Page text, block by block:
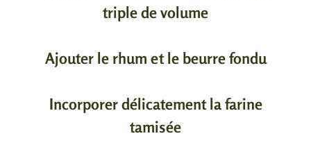
triple de volume
Ajouter le rhum et le beurre fondu
Incorporer délicatement la farine
tamisée